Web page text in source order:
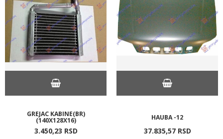
GREJAC KABINE(BR)
(140X128X16)
3.450,23 RSD
HAUBA -12
37.835,57 RSD